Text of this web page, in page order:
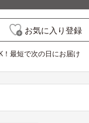
お気に入り登録
最短で次の日にお届け